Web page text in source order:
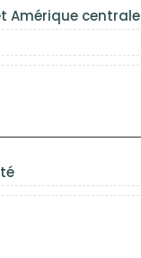
Amérique centrale